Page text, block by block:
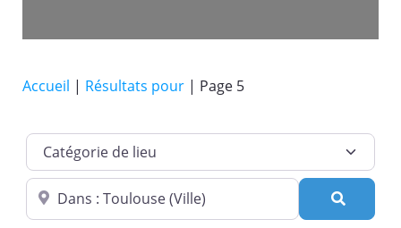
Accueil | Résultats pour | Page 5
Catégorie de lieu
Dans quelle ville ?